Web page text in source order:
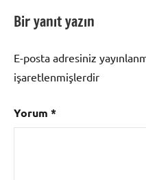
Bir yanıt yazın
E-posta adresiniz
işaretlenmişlerdir
Yorum *